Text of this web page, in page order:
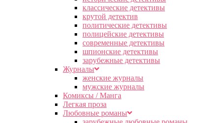
классические детективы
крутой детектив
политические детективы
полицейские детективы
современные детективы
шпионские детективы
зарубежные детективы
Журналы
женские журналы
мужские журналы
Комиксы / Манга
Легкая проза
Любовные романы